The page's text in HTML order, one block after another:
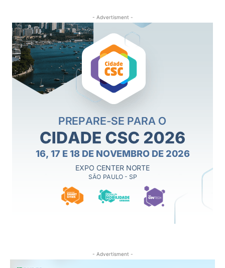
- Advertisment -
- Advertisment -